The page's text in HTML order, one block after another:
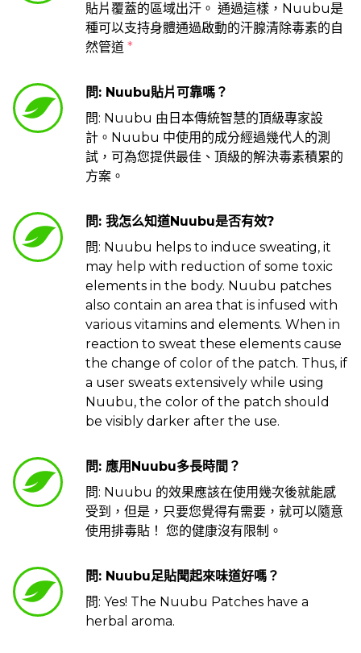
貼片覆蓋的區域出汗。 通過這樣，Nuubu是
種可以支持身體通過啟動的汗腺清除毒素的自
然管道 *
問: Nuubu貼片可靠嗎？
問: Nuubu 由日本傳統智慧的頂級專家設
計。Nuubu 中使用的成分經過幾代人的測
試，可為您提供最佳、頂級的解決毒素積累的
方案。
問: 我怎么知道Nuubu是否有效?
問: Nuubu helps to induce sweating, it
may help with reduction of some toxic
elements in the body. Nuubu patches
also contain an area that is infused with
various vitamins and elements. When in
reaction to sweat these elements cause
the change of color of the patch. Thus, if
a user sweats extensively while using
Nuubu, the color of the patch should
be visibly darker after the use.
問: 應用Nuubu多長時間？
問: Nuubu 的效果應該在使用幾次後就能感
受到，但是，只要您覺得有需要，就可以隨意
使用排毒貼！ 您的健康沒有限制。
問: Nuubu足貼聞起來味道好嗎？
問: Yes! The Nuubu Patches have a
herbal aroma.